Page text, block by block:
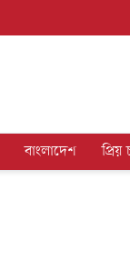
বাংলাদেশ প্রিয়